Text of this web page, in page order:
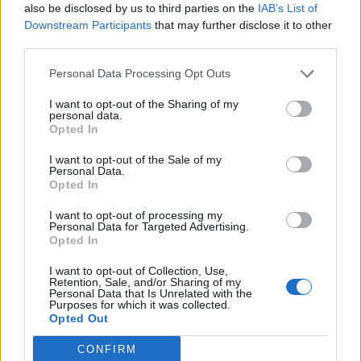
also be disclosed by us to third parties on the IAB’s List of
Downstream Participants that may further disclose it to other
Personal Data Processing Opt Outs
I want to opt-out of the Sharing of my
personal data.
Opted In
I want to opt-out of the Sale of my
Personal Data.
Opted In
I want to opt-out of processing my
Personal Data for Targeted Advertising.
Opted In
I want to opt-out of Collection, Use,
Retention, Sale, and/or Sharing of my
Personal Data that Is Unrelated with the
Purposes for which it was collected.
Opted Out
CONFIRM
In evidenza